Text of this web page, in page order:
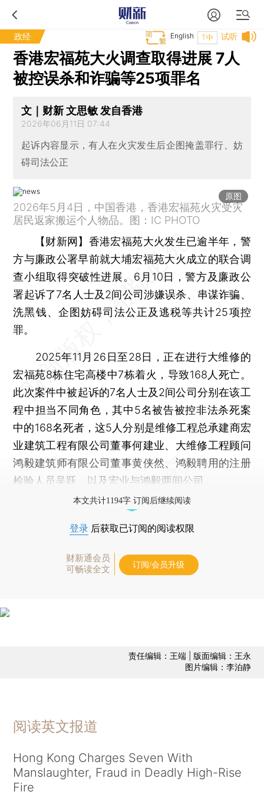
政经 试听
T中
English
香港宏福苑大火调查取得进展 7人
被控误杀和诈骗等25项罪名
文｜财新 文思敏 发自香港
2026年06月11日 07:44
起诉内容显示，有人在火灾发生后企图掩盖罪行、妨
碍司法公正
原图
2026年5月4日，中国香港，香港宏福苑火灾受灾
居民返家搬运个人物品。图：IC PHOTO
【财新网】 香港宏福苑大火发生已逾半年，警
方与廉政公署早前就大埔宏福苑大火成立的联合调
查小组取得突破性进展。6月10日，警方及廉政公
署起诉了7名人士及2间公司涉嫌误杀、串谋诈骗、
洗黑钱、企图妨碍司法公正及逃税等共计25项控
罪。
2025年11月26日至28日，正在进行大维修的
宏福苑8栋住宅高楼中7栋着火，导致168人死亡。
此次案件中被起诉的7名人士及2间公司分别在该工
程中担当不同角色，其中5名被告被控非法杀死案
中的168名死者，这5人分别是维修工程总承建商宏
业建筑工程有限公司董事何建业、大维修工程顾问
鸿毅建筑师有限公司董事黄侠然、鸿毅聘用的注册
检验人员吴跃，以及宏业与鸿毅两间公司。
本文共计1194字 订阅后继续阅读
登录 后获取已订阅的阅读权限
财新通会员
可畅读全文
订阅/会员升级
责任编辑：王端 | 版面编辑：王永
图片编辑：李泊静
阅读英文报道
Hong Kong Charges Seven With
Manslaughter, Fraud in Deadly High-Rise
Fire